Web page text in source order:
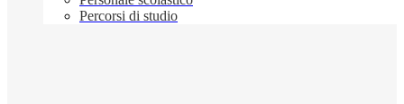
Percorsi di studio